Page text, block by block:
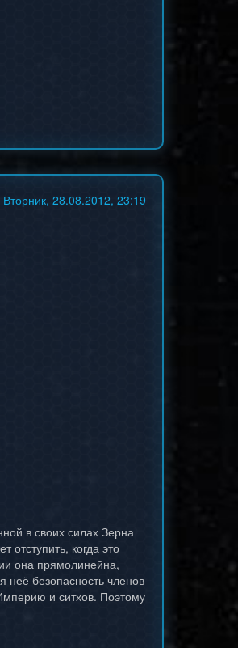
Вторник, 28.08.2012, 23:19
в своих силах Зерна
отступить, когда это
она прямолинейна,
неё безопасность членов
и ситхов. Поэтому